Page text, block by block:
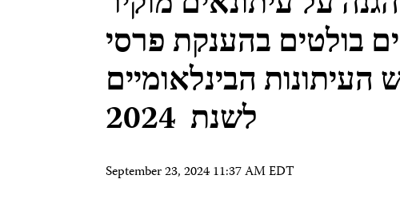
בולטים בהענקת פרסי
העיתונות הבינלאומיים
לשנת 2024
September 23, 2024 11:37 AM EDT